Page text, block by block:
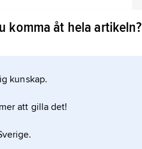
komma åt hela artikeln?
kunskap.
att gilla det!